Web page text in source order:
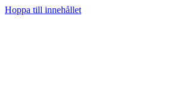
Hoppa till innehållet